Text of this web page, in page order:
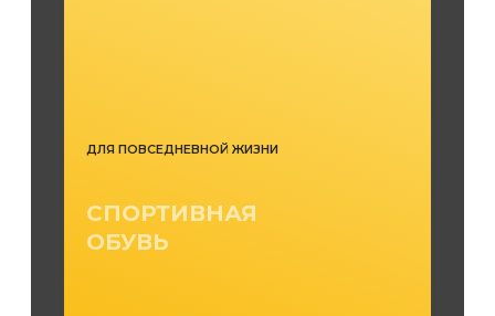
ДЛЯ ПОВСЕДНЕВНОЙ ЖИЗНИ
СПОРТИВНАЯ
ОБУВЬ